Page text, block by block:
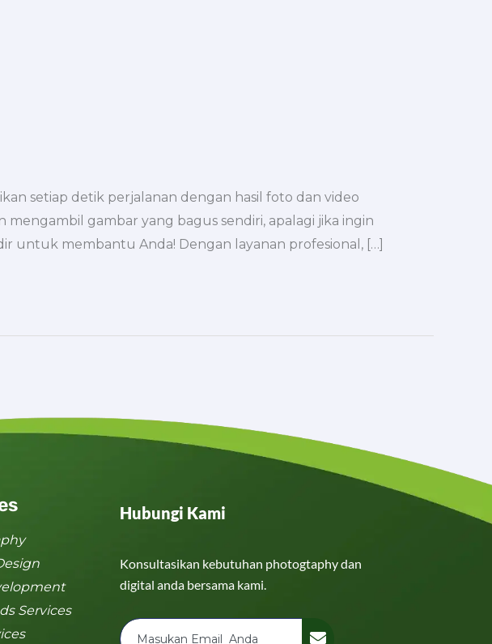
setiap detik perjalanan dengan hasil foto dan video
gambar yang bagus sendiri, apalagi jika ingin
untuk membantu Anda! Dengan layanan profesional, […]
Services
Hubungi Kami
Konsultasikan kebutuhan photogtaphy dan
digital anda bersama kami.